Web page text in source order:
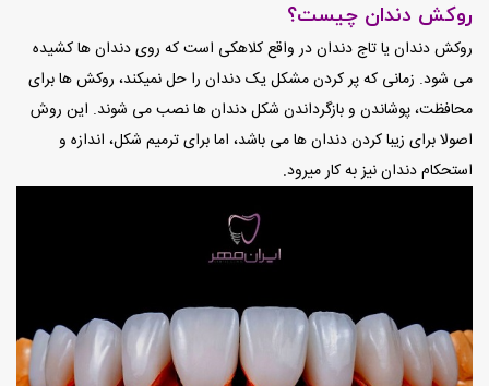
روکش دندان چیست؟
روکش دندان یا تاج دندان در واقع کلاهکی است که روی دندان ها کشیده
می شود. زمانی که پر کردن مشکل یک دندان را حل نمیکند، روکش ها برای
محافظت، پوشاندن و بازگرداندن شکل دندان ها نصب می شوند. این روش
اصولا برای زیبا کردن دندان ها می باشد، اما برای ترمیم شکل، اندازه و
استحکام دندان نیز به کار میرود.